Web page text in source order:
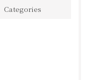
Categories